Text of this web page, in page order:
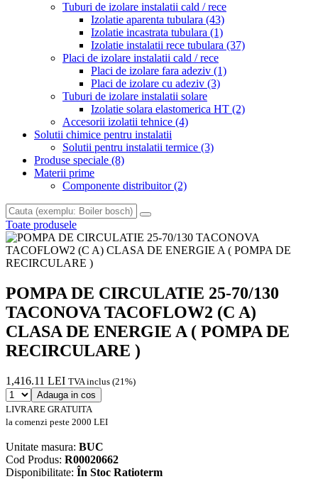
Tuburi de izolare instalatii cald / rece
Izolatie aparenta tubulara (43)
Izolatie incastrata tubulara (1)
Izolatie instalatii rece tubulara (37)
Placi de izolare instalatii cald / rece
Placi de izolare fara adeziv (1)
Placi de izolare cu adeziv (3)
Tuburi de izolare instalatii solare
Izolatie solara elastomerica HT (2)
Accesorii izolatii tehnice (4)
Solutii chimice pentru instalatii
Solutii pentru instalatii termice (3)
Produse speciale (8)
Materii prime
Componente distribuitor(2)
Toate produsele
POMPA DE CIRCULATIE 25-70/130
TACONOVA TACOFLOW2 (C A)
CLASA DE ENERGIE A ( POMPA DE
RECIRCULARE )
1,416.11 LEI TVA inclus (21%)
Adauga in cos
LIVRARE GRATUITA
la comenzi peste 2000 LEI
Unitate masura: BUC
Cod Produs: R00020662
Disponibilitate: În Stoc Ratioterm